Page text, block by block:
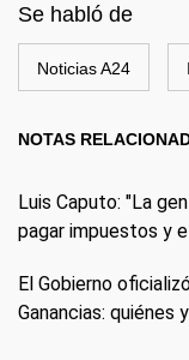
Se habló de
Noticias A24
NOTAS
Luis Caputo: "La
pagar impuestos y
El Gobierno
Ganancias: